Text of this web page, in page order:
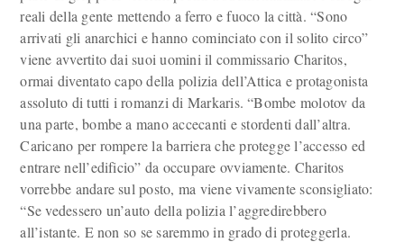
reali della gente mettendo a ferro e fuoco la città. “Sono
arrivati gli anarchici e hanno cominciato con il solito circo”
viene avvertito dai suoi uomini il commissario Charitos,
ormai diventato capo della polizia dell’Attica e protagonista
assoluto di tutti i romanzi di Markaris. “Bombe molotov da
una parte, bombe a mano accecanti e stordenti dall’altra.
Caricano per rompere la barriera che protegge l’accesso ed
entrare nell’edificio” da occupare ovviamente. Charitos
vorrebbe andare sul posto, ma viene vivamente sconsigliato:
“Se vedessero un’auto della polizia l’aggredirebbero
all’istante. E non so se saremmo in grado di proteggerla.